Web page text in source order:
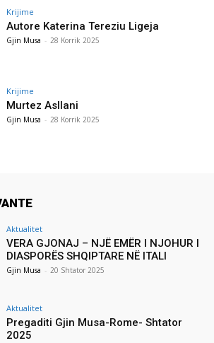
Krijime
Autore Katerina Tereziu Ligeja
Gjin Musa - 28 Korrik 2025
Krijime
Murtez Asllani
Gjin Musa - 28 Korrik 2025
Aktualitet
VERA GJONAJ – NJË EMËR I NJOHUR I
DIASPORËS SHQIPTARE NË ITALI
Gjin Musa - 20 Shtator 2025
Aktualitet
Pregaditi Gjin Musa-Rome- Shtator
2025